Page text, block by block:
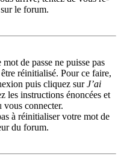
le forum.
de passe ne puisse pas
réinitialisé. Pour ce faire,
puis cliquez surJ’ai
les instructions énoncées et
connecter.
à réinitialiser votre mot de
du forum.